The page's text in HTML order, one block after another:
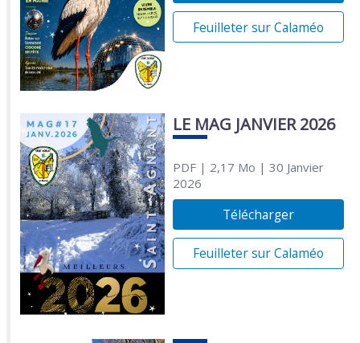
Feuilleter sur Calaméo
LE MAG JANVIER 2026
PDF| 2,17 Mo | 30 Janvier
2026
Télécharger
Feuilleter sur Calaméo